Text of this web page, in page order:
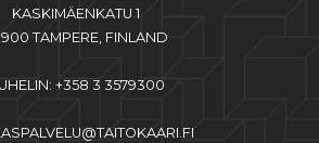
KASKIMÄENKATU 1
TAMPERE, FINLAND
+358 3 3579300